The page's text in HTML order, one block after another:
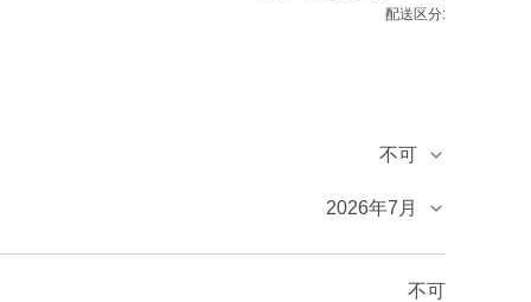
配送区分:
不可
2026年7月
不可